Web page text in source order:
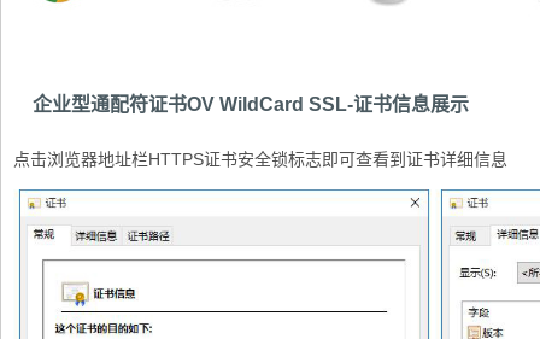
企业型通配符证书OV WildCard SSL-证书信息展示
点击浏览器地址栏HTTPS证书安全锁标志即可查看到证书详细信息